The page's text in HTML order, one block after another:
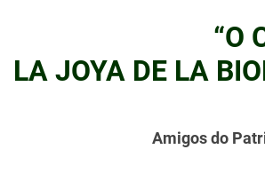
“O
LA JOYA DE LA
Amigos do